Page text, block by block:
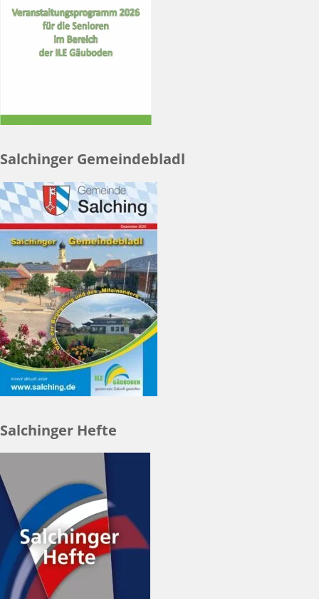
Salchinger Gemeindebladl
Salchinger Hefte